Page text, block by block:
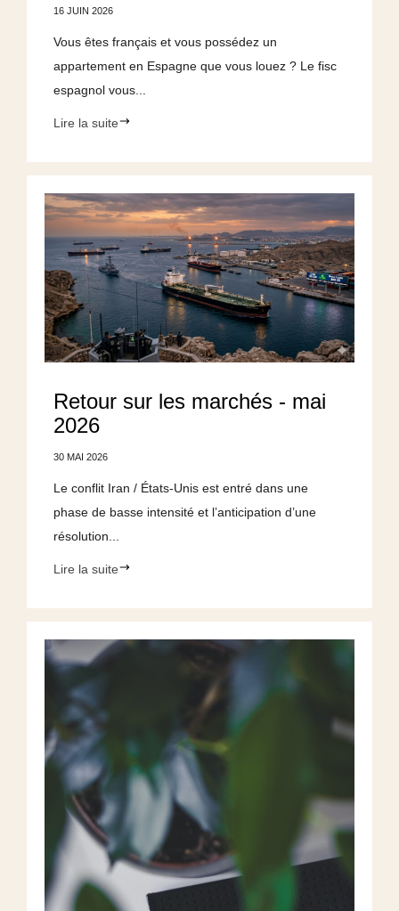
16 JUIN 2026
Vous êtes français et vous possédez un
appartement en Espagne que vous louez ? Le fisc
espagnol vous...
Lire la suite
Retour sur les marchés - mai
2026
30 MAI 2026
Le conflit Iran / États-Unis est entré dans une
phase de basse intensité et l’anticipation d’une
résolution...
Lire la suite